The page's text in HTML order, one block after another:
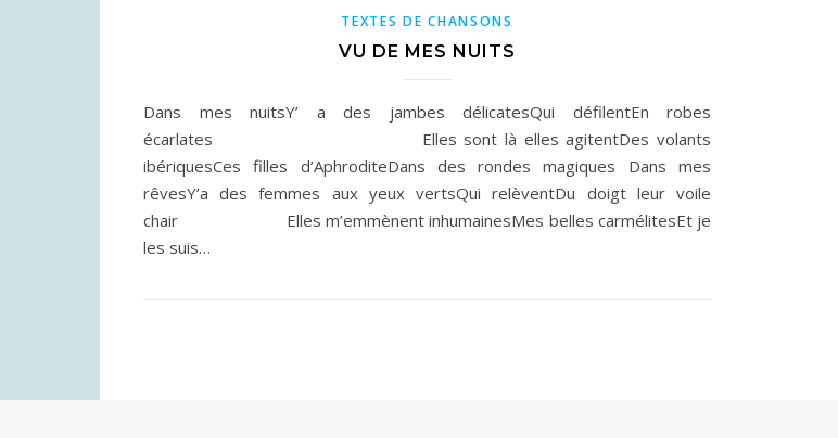
TEXTES DE CHANSONS
VU DE MES NUITS
Dans mes nuitsY’ a des jambes délicatesQui défilentEn robes
écarlates Elles sont là elles agitentDes volants
ibériquesCes filles d’AphroditeDans des rondes magiques Dans mes
rêvesY’a des femmes aux yeux vertsQui relèventDu doigt leur voile
chair Elles m’emmènent inhumainesMes belles carmélitesEt je
les suis…